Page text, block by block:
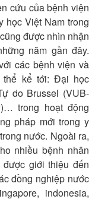
cứu của bệnh viện
học Việt Nam trong
được nhìn nhận
năm gần đây.
các bệnh viện và
kể tới: Đại học
do Brussel (VUB-
trong hoạt động
pháp mới trong y
nước. Ngoài ra,
nhiều bệnh nhân
giới thiệu đến
đồng nghiệp nước
indonesia,